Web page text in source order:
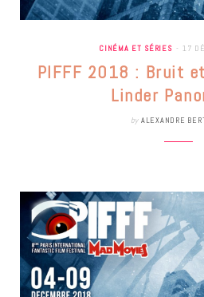
CINÉMA ET SÉRIES 17
PIFFF 2018 : Bruit
Linder
by ALEXANDRE